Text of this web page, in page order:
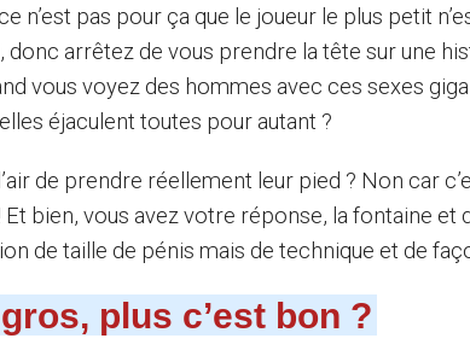
n’est pas pour ça que le joueur le plus petit
donc arrêtez de vous prendre la tête sur une
vous voyez des hommes avec ces sexes
éjaculent toutes pour autant ?
de prendre réellement leur pied ? Non car
bien, vous avez votre réponse, la fontaine et
de taille de pénis mais de technique et de
plus c’est bon ?